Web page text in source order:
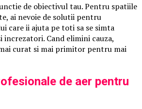
de obiectivul tau. Pentru spatiile
ai nevoie de solutii pentru
care ii ajuta pe toti sa se simta
Cand elimini cauza,
curat si mai primitor pentru mai
de aer pentru